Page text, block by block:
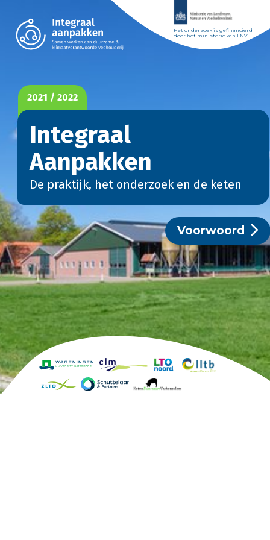
Het onderzoek is gefinancierd
door het ministerie van LNV
2021 / 2022
Integraal
Aanpakken
De praktijk, het onderzoek en de keten
Voorwoord